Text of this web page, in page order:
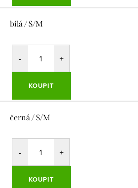
bílá / S/M
KOUPIT
černá / S/M
KOUPIT